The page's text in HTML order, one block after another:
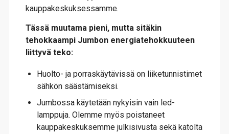
kauppakeskuksessamme.
Tässä muutama pieni, mutta sitäkin
tehokkaampi Jumbon energiatehokkuuteen
liittyvä teko:
Huolto- ja porraskäytävissä on liiketunnistimet
sähkön säästämiseksi.
Jumbossa käytetään nykyisin vain led-
lamppuja. Olemme myös poistaneet
kauppakeskuksemme julkisivusta sekä katolta